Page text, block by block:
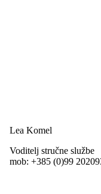
Lea Komel
Voditelj stručne službe
mob: +385 (0)99